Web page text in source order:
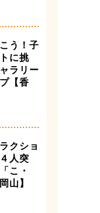
う！子
に挑
ラリー
【香
クショ
人突
こ・
山】